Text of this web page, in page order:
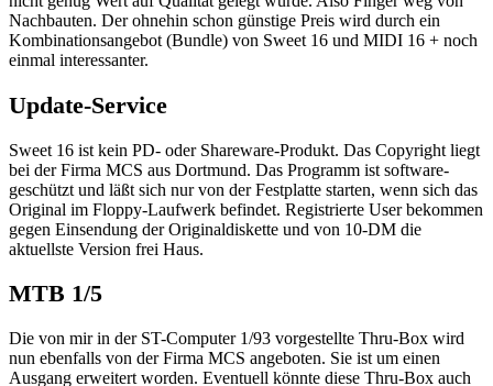
Nachbauten. Der ohnehin schon günstige Preis wird durch ein
Kombinationsangebot (Bundle) von Sweet 16 und MIDI 16 + noch
einmal interessanter.
Update-Service
Sweet 16 ist kein PD- oder Shareware-Produkt. Das Copyright liegt
bei der Firma MCS aus Dortmund. Das Programm ist software-
geschützt und läßt sich nur von der Festplatte starten, wenn sich das
Original im Floppy-Laufwerk befindet. Registrierte User bekommen
gegen Einsendung der Originaldiskette und von 10-DM die
aktuellste Version frei Haus.
MTB 1/5
Die von mir in der ST-Computer 1/93 vorgestellte Thru-Box wird
nun ebenfalls von der Firma MCS angeboten. Sie ist um einen
Ausgang erweitert worden. Eventuell könnte diese Thru-Box auch